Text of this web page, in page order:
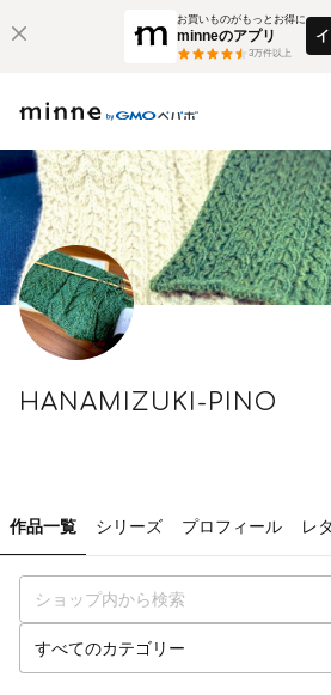
お買いものがもっとお得に
minneのアプリ
3万件以上
HANAMIZUKI-PINO
作品一覧 シリーズ プロフィール レ